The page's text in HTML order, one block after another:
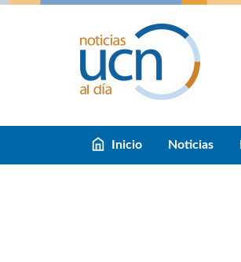
Inicio Noticias